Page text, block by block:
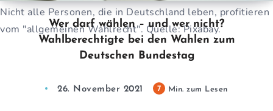
Nicht alle Personen, die in Deutschland leben, profitieren
vom "allgemeinen Wahlrecht". Quelle: Pixabay.
Wer darf wählen – und wer nicht?
Wahlberechtigte bei den Wahlen zum
Deutschen Bundestag
26. November 2021 7 Min. zum Lesen